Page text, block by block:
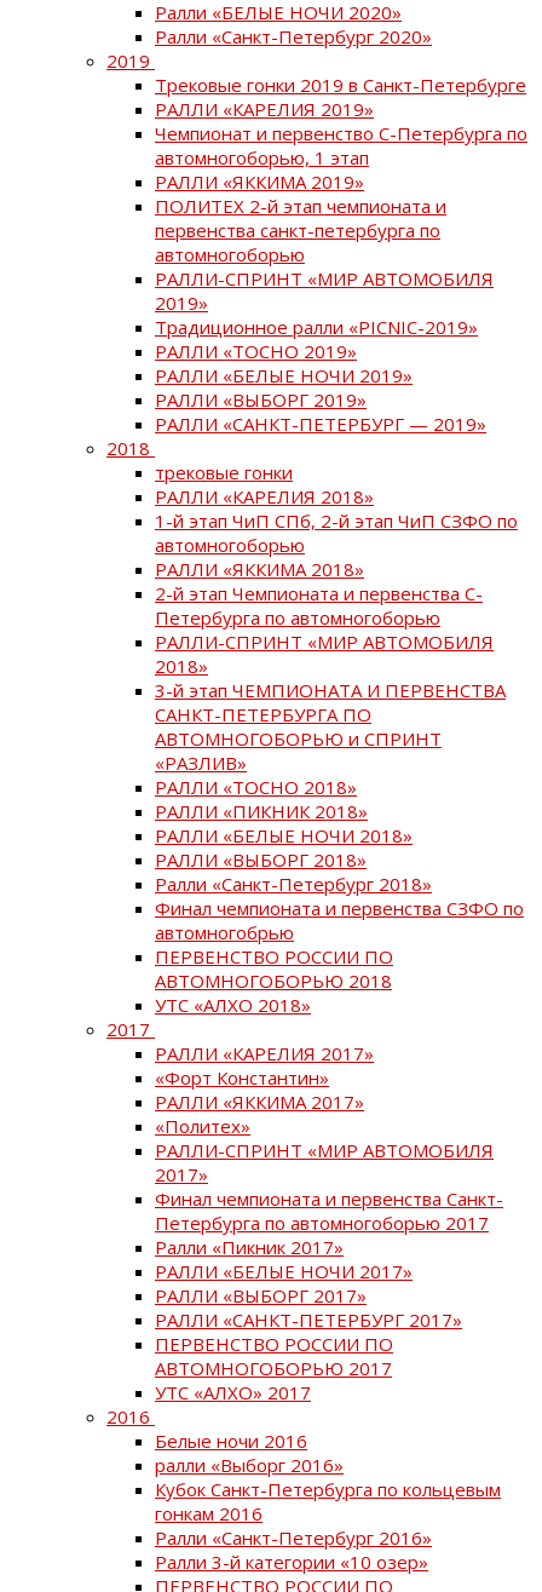
Ралли «БЕЛЫЕ НОЧИ 2020»
Ралли «Санкт-Петербург 2020»
2019
Трековые гонки 2019 в Санкт-Петербурге
РАЛЛИ «КАРЕЛИЯ 2019»
Чемпионат и первенство С-Петербурга по
автомногоборью, 1 этап
РАЛЛИ «ЯККИМА 2019»
ПОЛИТЕХ 2-й этап чемпионата и
первенства санкт-петербурга по
автомногоборью
РАЛЛИ-СПРИНТ «МИР АВТОМОБИЛЯ
2019»
Традиционное ралли «PICNIC-2019»
РАЛЛИ «ТОСНО 2019»
РАЛЛИ «БЕЛЫЕ НОЧИ 2019»
РАЛЛИ «ВЫБОРГ 2019»
РАЛЛИ «САНКТ-ПЕТЕРБУРГ — 2019»
2018
трековые гонки
РАЛЛИ «КАРЕЛИЯ 2018»
1-й этап ЧиП СПб, 2-й этап ЧиП СЗФО по
автомногоборью
РАЛЛИ «ЯККИМА 2018»
2-й этап Чемпионата и первенства С-
Петербурга по автомногоборью
РАЛЛИ-СПРИНТ «МИР АВТОМОБИЛЯ
2018»
3-й этап ЧЕМПИОНАТА И ПЕРВЕНСТВА
САНКТ-ПЕТЕРБУРГА ПО
АВТОМНОГОБОРЬЮ и СПРИНТ
«РАЗЛИВ»
РАЛЛИ «ТОСНО 2018»
РАЛЛИ «ПИКНИК 2018»
РАЛЛИ «БЕЛЫЕ НОЧИ 2018»
РАЛЛИ «ВЫБОРГ 2018»
Ралли «Санкт-Петербург 2018»
Финал чемпионата и первенства СЗФО по
автомногобрью
ПЕРВЕНСТВО РОССИИ ПО
АВТОМНОГОБОРЬЮ 2018
УТС «АЛХО 2018»
2017
РАЛЛИ «КАРЕЛИЯ 2017»
«Форт Константин»
РАЛЛИ «ЯККИМА 2017»
«Политех»
РАЛЛИ-СПРИНТ «МИР АВТОМОБИЛЯ
2017»
Финал чемпионата и первенства Санкт-
Петербурга по автомногоборью 2017
Ралли «Пикник 2017»
РАЛЛИ «БЕЛЫЕ НОЧИ 2017»
РАЛЛИ «ВЫБОРГ 2017»
РАЛЛИ «САНКТ-ПЕТЕРБУРГ 2017»
ПЕРВЕНСТВО РОССИИ ПО
АВТОМНОГОБОРЬЮ 2017
УТС «АЛХО» 2017
2016
Белые ночи 2016
ралли «Выборг 2016»
Кубок Санкт-Петербурга по кольцевым
гонкам 2016
Ралли «Санкт-Петербург 2016»
Ралли 3-й категории «10 озер»
ПЕРВЕНСТВО РОССИИ ПО